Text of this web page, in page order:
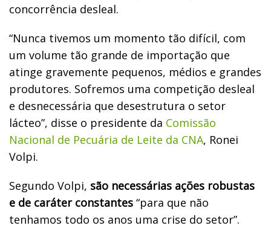
concorrência desleal.
“Nunca tivemos um momento tão difícil, com
um volume tão grande de importação que
atinge gravemente pequenos, médios e grandes
produtores. Sofremos uma competição desleal
e desnecessária que desestrutura o setor
lácteo”, disse o presidente da Comissão
Nacional de Pecuária de Leite da CNA, Ronei
Volpi.
Segundo Volpi, são necessárias ações robustas
e de caráter constantes “para que não
tenhamos todo os anos uma crise do setor”.